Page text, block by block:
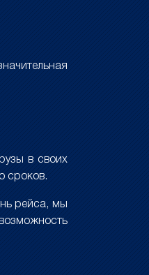
в своих
сроков.
рейса, мы